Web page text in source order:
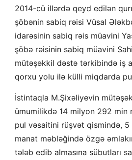
2014-cü illərdə qeyd edilən
şöbənin sabiq rəisi Vüsal
idarəsinin sabiq rəis müavini
şöbə rəisinin sabiq müavini
mütəşəkkil dəstə tərkibində iş
qorxu yolu ilə külli miqdarda
İstintaqla M.Şixəliyevin
ümumilikdə 14 milyon 292 min
pul vəsaitini rüşvət qismində,
manat məbləğində özgə
tələb edib almasına sübutları